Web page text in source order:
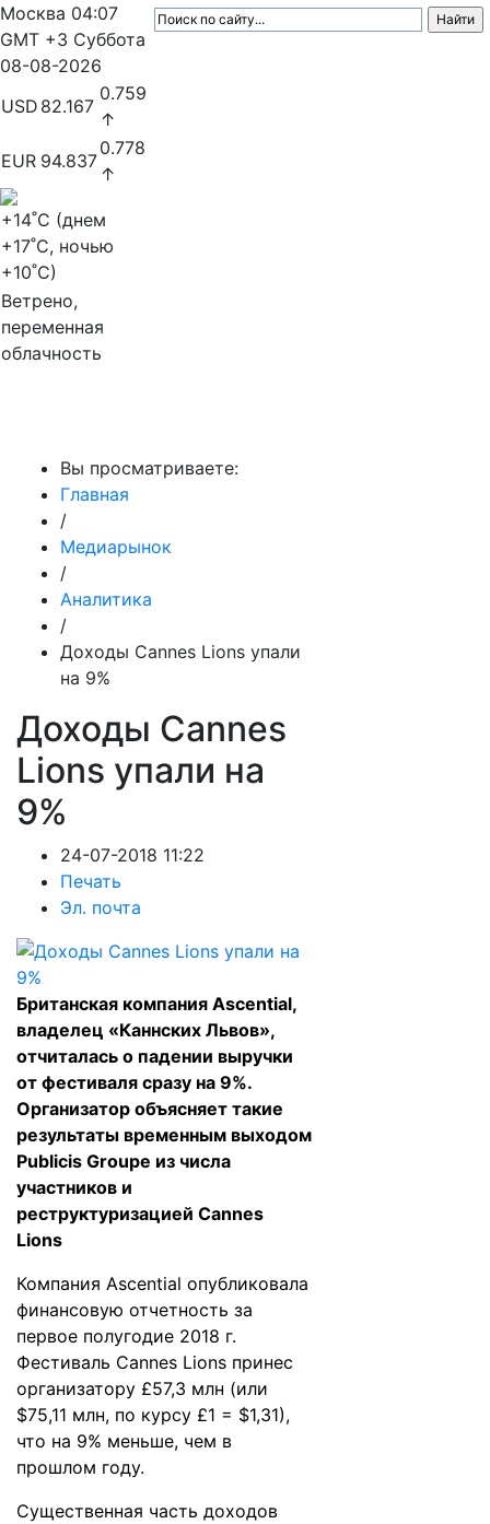
Москва 04:07
GMT +3 Суббота
08-08-2026
USD 82.167
0.759
↑
EUR 94.837
0.778
↑
+14˚C (днем
+17˚C, ночью
+10˚C)
Ветрено,
переменная
облачность
Вы просматриваете:
Главная
/
Медиарынок
/
Аналитика
/
Доходы Cannes Lions упали
на 9%
Доходы Cannes
Lions упали на
9%
24-07-2018 11:22
Печать
Эл. почта
Британская компания Ascential,
владелец «Каннских Львов»,
отчиталась о падении выручки
от фестиваля сразу на 9%.
Организатор объясняет такие
результаты временным выходом
Publicis Groupe из числа
участников и
реструктуризацией Cannes
Lions
Компания Ascential опубликовала
финансовую отчетность за
первое полугодие 2018 г.
Фестиваль Cannes Lions принес
организатору £57,3 млн (или
$75,11 млн, по курсу £1 = $1,31),
что на 9% меньше, чем в
прошлом году.
Существенная часть доходов